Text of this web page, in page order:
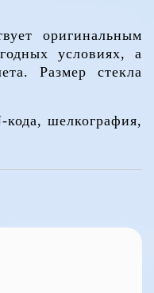
оригинальным
условиях, а
Размер стекла
кода, шелкография,